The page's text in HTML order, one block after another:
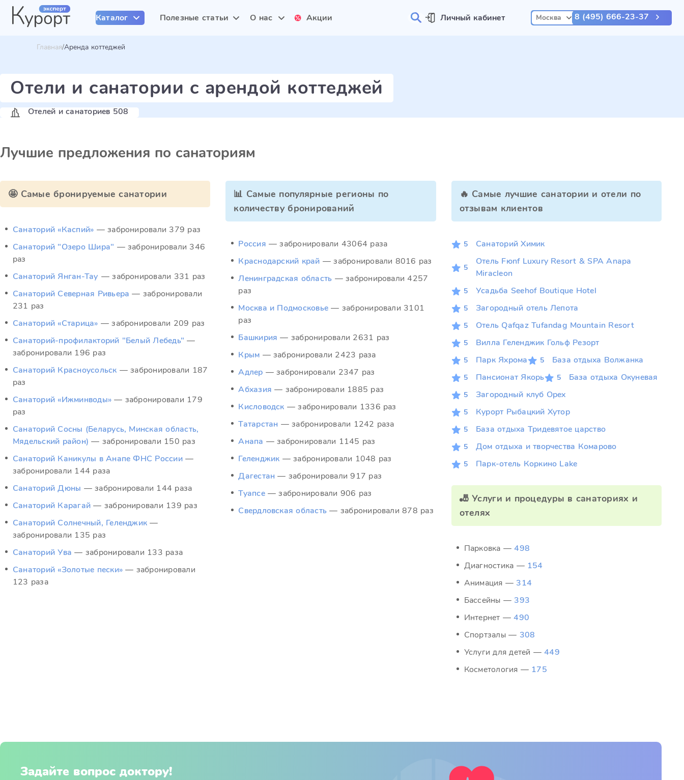
Каталог Полезные статьи О нас Акции Личный кабинет Москва 8 (495) 666-23-37
Главная Аренда коттеджей
Отели и санатории с арендой коттеджей
Отелей и санаториев 508
Лучшие предложения по санаториям
🤩 Самые бронируемые санатории
Санаторий «Каспий» — забронировали 379 раз
Санаторий "Озеро Шира" — забронировали 346
раз
Санаторий Янган-Тау — забронировали 331 раз
Санаторий Северная Ривьера — забронировали
231 раз
Санаторий «Старица» — забронировали 209 раз
Санаторий-профилакторий "Белый Лебедь" —
забронировали 196 раз
Санаторий Красноусольск — забронировали 187
раз
Санаторий «Ижминводы» — забронировали 179
раз
Санаторий Сосны (Беларусь, Минская область,
Мядельский район) — забронировали 150 раз
Санаторий Каникулы в Анапе ФНС России —
забронировали 144 раза
Санаторий Дюны — забронировали 144 раза
Санаторий Карагай — забронировали 139 раз
Санаторий Солнечный, Геленджик —
забронировали 135 раз
Санаторий Ува — забронировали 133 раза
Санаторий «Золотые пески» — забронировали
123 раза
📊 Самые популярные регионы по
количеству бронирований
Россия — забронировали 43064 раза
Краснодарский край — забронировали 8016 раз
Ленинградская область — забронировали 4257
раз
Москва и Подмосковье — забронировали 3101
раз
Башкирия — забронировали 2631 раз
Крым — забронировали 2423 раза
Адлер — забронировали 2347 раз
Абхазия — забронировали 1885 раз
Кисловодск — забронировали 1336 раз
Татарстан — забронировали 1242 раза
Анапа — забронировали 1145 раз
Геленджик — забронировали 1048 раз
Дагестан — забронировали 917 раз
Туапсе — забронировали 906 раз
Свердловская область — забронировали 878 раз
🔥 Самые лучшие санатории и отели по
отзывам клиентов
5 Санаторий Химик
5
Отель Fюnf Luxury Resort & SPA Anapa
Miracleon
5 Усадьба Seehof Boutique Hotel
5 Загородный отель Лепота
5 Отель Qafqaz Tufandag Mountain Resort
5 Вилла Геленджик Гольф Резорт
5 Парк Яхрома 5 База отдыха Волжанка
5 Пансионат Якорь 5 База отдыха Окуневая
5 Загородный клуб Орех
5 Курорт Рыбацкий Хутор
5 База отдыха Тридевятое царство
5 Дом отдыха и творчества Комарово
5 Парк-отель Коркино Lake
🎳 Услуги и процедуры в санаториях и
отелях
Парковка —498
Диагностика — 154
Анимация — 314
Бассейны — 393
Интернет —490
Спортзалы — 308
Услуги для детей —449
Косметология — 175
Задайте вопрос доктору!